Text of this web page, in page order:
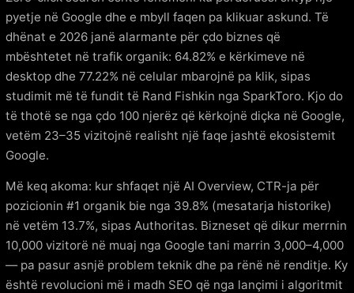
pyetje në Google dhe e mbyll faqen pa klikuar askund. Të
dhënat e 2026 janë alarmante për çdo biznes që
mbështetet në trafik organik: 64.82% e kërkimeve në
desktop dhe 77.22% në celular mbarojnë pa klik, sipas
studimit më të fundit të Rand Fishkin nga SparkToro. Kjo do
të thotë se nga çdo 100 njerëz që kërkojnë diçka në Google,
vetëm 23–35 vizitojnë realisht një faqe jashtë ekosistemit
Google.
Më keq akoma: kur shfaqet një AI Overview, CTR-ja për
pozicionin #1 organik bie nga 39.8% (mesatarja historike)
në vetëm 13.7%, sipas Authoritas. Bizneset që dikur merrnin
10,000 vizitorë në muaj nga Google tani marrin 3,000–4,000
— pa pasur asnjë problem teknik dhe pa rënë në renditje. Ky
është revolucioni më i madh SEO që nga lançimi i algoritmit